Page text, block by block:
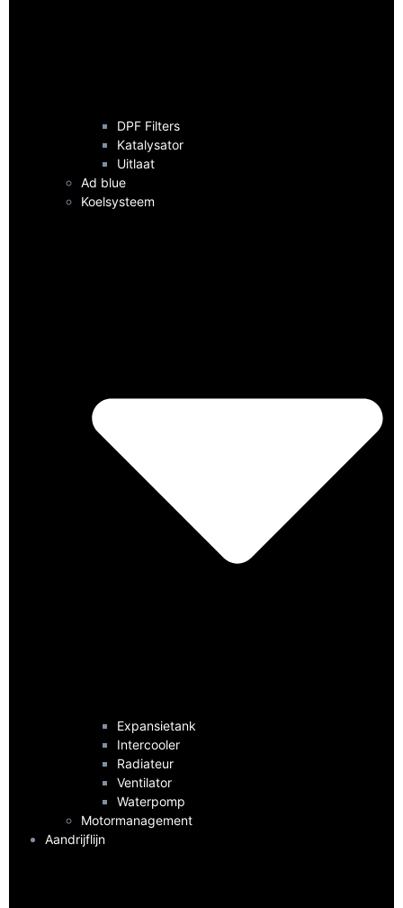
DPF Filters
Katalysator
Uitlaat
Ad blue
Koelsysteem
Expansietank
Intercooler
Radiateur
Ventilator
Waterpomp
Motormanagement
Aandrijflijn